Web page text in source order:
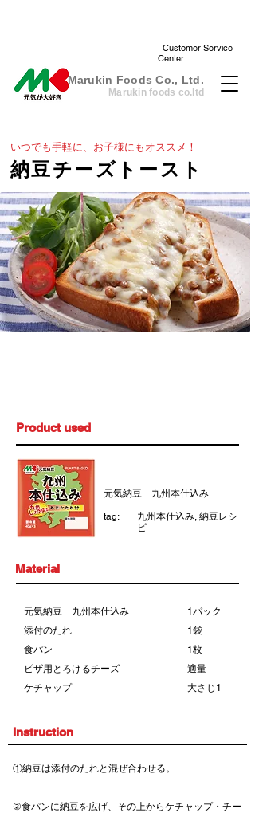
| Customer Service
Center
​Marukin Foods Co., Ltd.
Marukin foods co.ltd
いつでも手軽に、お子様にもオススメ！
納豆チーズトースト
Product used
元気納豆 九州本仕込み
tag:
九州本仕込み, 納豆レシ
ピ
Material
元気納豆 九州本仕込み
添付のたれ
食パン
ピザ用とろけるチーズ
ケチャップ
1パック
1袋
1枚
適量
大さじ1
Instruction
①納豆は添付のたれと混ぜ合わせる。
②食パンに納豆を広げ、その上からケチャップ・チー